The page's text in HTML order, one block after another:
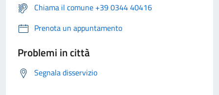
Chiama il comune +39 0344 40416
Prenota un appuntamento
Problemi in città
Segnala disservizio